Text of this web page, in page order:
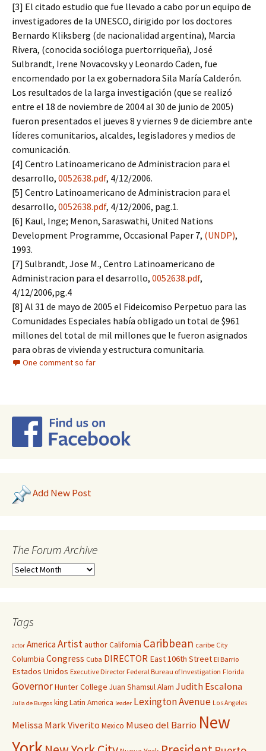
[3] El citado estudio que fue llevado a cabo por un equipo de
investigadores de la UNESCO, dirigido por los doctores
Bernardo Kliksberg (de nacionalidad argentina), Marcia
Rivera, (conocida socióloga puertorriqueña), José
Sulbrandt, Irene Novacovsky y Leonardo Caden, fue
encomendado por la ex gobernadora Sila María Calderón.
Los resultados de la larga investigación (que se realizó
entre el 18 de noviembre de 2004 al 30 de junio de 2005)
fueron presentados el jueves 8 y viernes 9 de diciembre ante
líderes comunitarios, alcaldes, legisladores y medios de
comunicación.
[4] Centro Latinoamericano de Administracion para el
desarrollo, 0052638.pdf, 4/12/2006.
[5] Centro Latinoamericano de Administracion para el
desarrollo, 0052638.pdf, 4/12/2006, pag.1.
[6] Kaul, Inge; Menon, Saraswathi, United Nations
Development Programme, Occasional Paper 7, (UNDP),
1993.
[7] Sulbrandt, Jose M., Centro Latinoamericano de
Administracion para el desarrollo, 0052638.pdf,
4/12/2006,pg.4
[8] Al 31 de mayo de 2005 el Fideicomiso Perpetuo para las
Comunidades Especiales había obligado un total de $961
millones del total de mil millones que le fueron asignados
para obras de vivienda y estructura comunitaria.
One comment so far
Add New Post
The Forum Archive
Tags
actor America ArtistauthorCalifornia Caribbean caribe City
Columbia Congress Cuba DIRECTOR East 106th Street El Barrio
Estados Unidos Executive Director Federal Bureau of Investigation Florida
GovernorHunter College Juan Shamsul Alam Judith Escalona
Julia de Burgos kingLatin America leader Lexington Avenue Los Angeles
Melissa Mark Viverito Mexico Museo del Barrio New